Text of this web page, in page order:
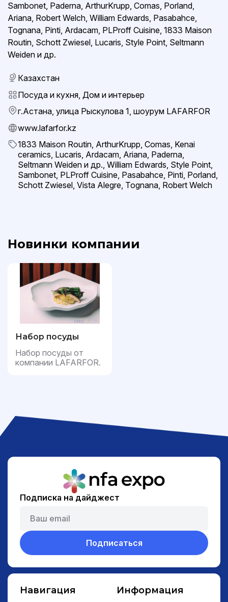
Sambonet, Paderna, ArthurKrupp, Comas, Porland,
Ariana, Robert Welch, William Edwards, Pasabahce,
Tognana, Pinti, Ardacam, PLProff Cuisine, 1833 Maison
Routin, Schott Zwiesel, Lucaris, Style Point, Seltmann
Weiden и др.
Казахстан
Посуда и кухня, Дом и интерьер
г.Астана, улица Рыскулова 1, шоурум LAFARFOR
www.lafarfor.kz
1833 Maison Routin, ArthurKrupp, Comas, Kenai
ceramics, Lucaris, Ardacam, Ariana, Paderna,
Seltmann Weiden и др., William Edwards, Style Point,
Sambonet, PLProff Cuisine, Pasabahce, Pinti, Porland,
Schott Zwiesel, Vista Alegre, Tognana, Robert Welch
Новинки компании
Набор посуды
Набор посуды от
компании LAFARFOR.
Подписка на дайджест
Подписаться
Навигация Информация